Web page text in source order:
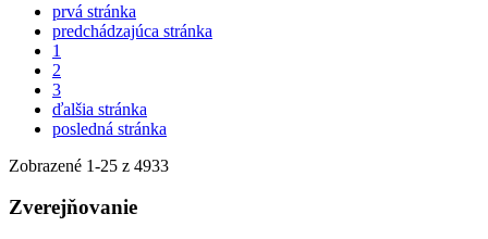
prvá stránka
predchádzajúca stránka
1
2
3
ďalšia stránka
posledná stránka
Zobrazené 1-25 z 4933
Zverejňovanie